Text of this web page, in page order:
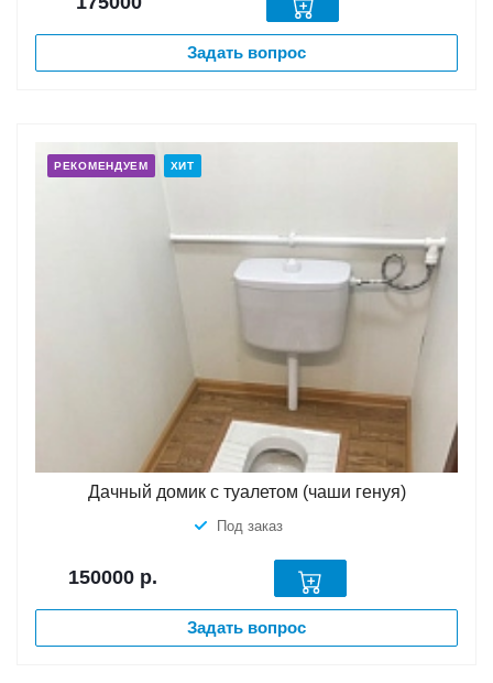
Задать вопрос
РЕКОМЕНДУЕМ ХИТ
Дачный домик с туалетом (чаши генуя)
Под заказ
150000 р.
Задать вопрос